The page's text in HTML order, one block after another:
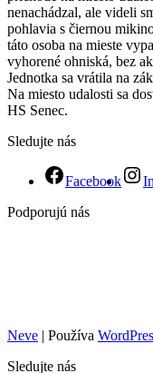
nenachádzal, ale videli
pohlavia s čiernou
táto osoba na mieste
vyhorené ohniská, bez
Jednotka sa vrátila na
Na miesto udalosti sa
HS Senec.
Sledujte nás
Facebook
Podporujú nás
Neve | Používa
Sledujte nás